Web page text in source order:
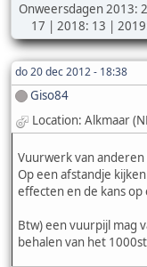
Onweersdagen 2013:
17 | 2018: 13 |
do 20 dec 2012 - 18:38
Giso84
Location: Alkmaar
Vuurwerk van
Op een afstandje
effecten en de kans
Btw) een vuurpijl mag
behalen van het